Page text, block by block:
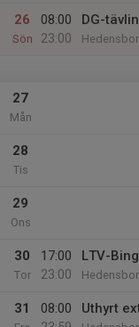
26
Sön
08:00
23:00
DG-
27
Mån
28
Tis
29
Ons
30
Tor
17:00
23:00
LTV-
31
08:00
Uthyrt